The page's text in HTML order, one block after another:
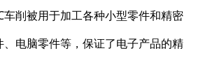
车削被用于加工各种小型零件和精密
电脑零件等，保证了电子产品的精